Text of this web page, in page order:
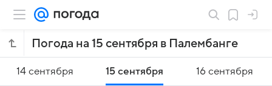
Погода на 15 сентября в Палембанге
14 сентября 15 сентября 16 сентября